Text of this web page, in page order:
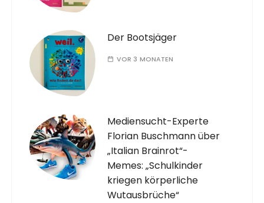
Der Bootsjäger
VOR 3 MONATEN
Mediensucht-Experte
Florian Buschmann über
„Italian Brainrot“-
Memes: „Schulkinder
kriegen körperliche
Wutausbrüche“